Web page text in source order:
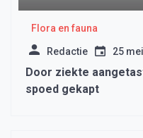
Flora en fauna
Redactie 25
Door ziekte
spoed gekapt